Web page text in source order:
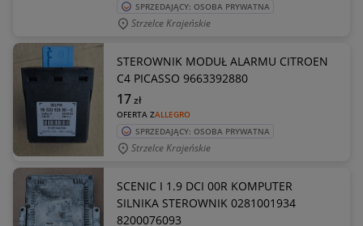
SPRZEDAJĄCY: OSOBA PRYWATNA
Strzelce Krajeńskie
STEROWNIK MODUŁ ALARMU CITROEN
C4 PICASSO 9663392880
OFERTA ZALLEGRO
17zł
SPRZEDAJĄCY: OSOBA PRYWATNA
Strzelce Krajeńskie
SCENIC I 1.9 DCI 00R KOMPUTER
SILNIKA STEROWNIK 0281001934
8200076093